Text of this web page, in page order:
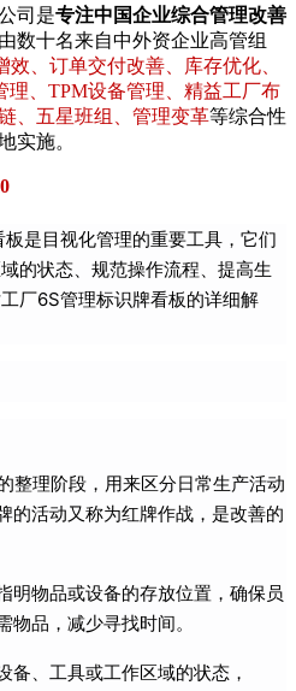
司是专注中国企业综合管理改善
数十名来自中外资企业高管组
效、订单交付改善、库存优化、
理、TPM设备管理、精益工厂布
、五星班组、管理变革等综合性
实施。
是目视化管理的重要工具，它们
的状态、规范操作流程、提高生
厂6S管理标识牌看板的详细解
整理阶段，用来区分日常生产活动
的活动又称为红牌作战，是改善的
明物品或设备的存放位置，确保员
物品，减少寻找时间。
备、工具或工作区域的状态，